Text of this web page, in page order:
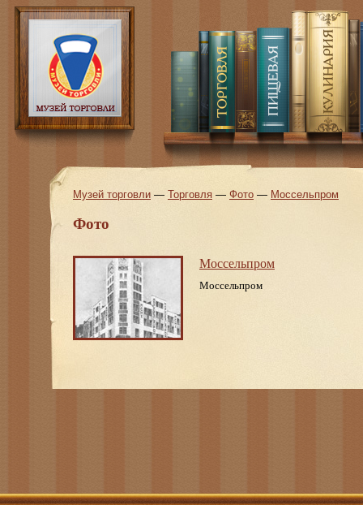
Музей торговли — Торговля — Фото — Моссельпром
Фото
Моссельпром
Моссельпром